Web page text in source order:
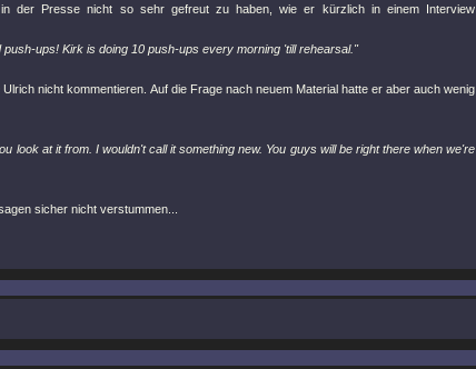
der Presse nicht so sehr gefreut zu haben, wie er kürzlich in einem Interview
ups! Kirk is doing 10 push-ups every morning 'till rehearsal."
nicht kommentieren. Auf die Frage nach neuem Material hatte er aber auch wenig
look at it from. I wouldn't call it something new. You guys will be right there when we're
sicher nicht verstummen...